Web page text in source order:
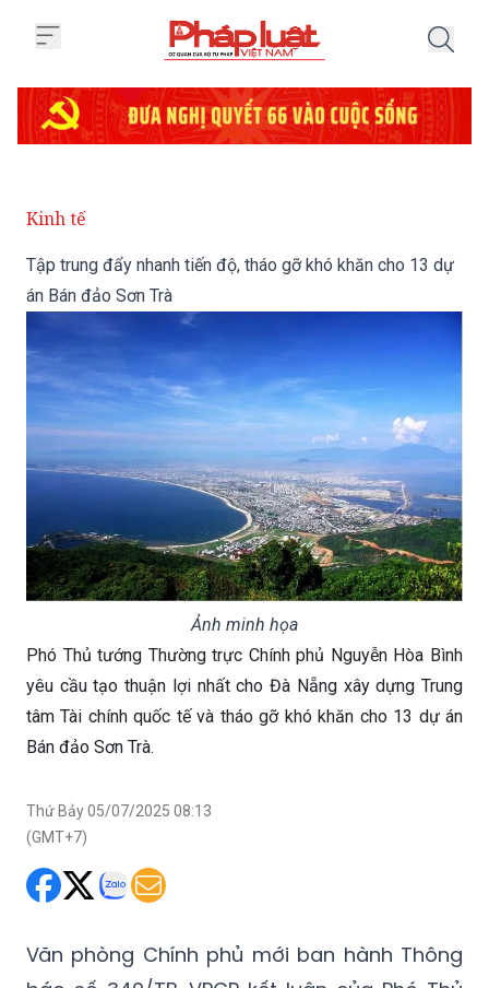
Tập trung đẩy nhanh tiến độ, tháo gỡ khó khăn cho 13 dự
Ảnh minh họa
Phó Thủ tướng Thường trực Chính phủ Nguyễn Hòa Bình
yêu cầu tạo thuận lợi nhất cho Đà Nẵng xây dựng Trung
tâm Tài chính quốc tế và tháo gỡ khó khăn cho 13 dự án
Bán đảo Sơn Trà.
Thứ Bảy 05/07/2025 08:13
Văn phòng Chính phủ mới ban hành Thông
tướng Thường trực Chính phủ Nguyễn Hòa